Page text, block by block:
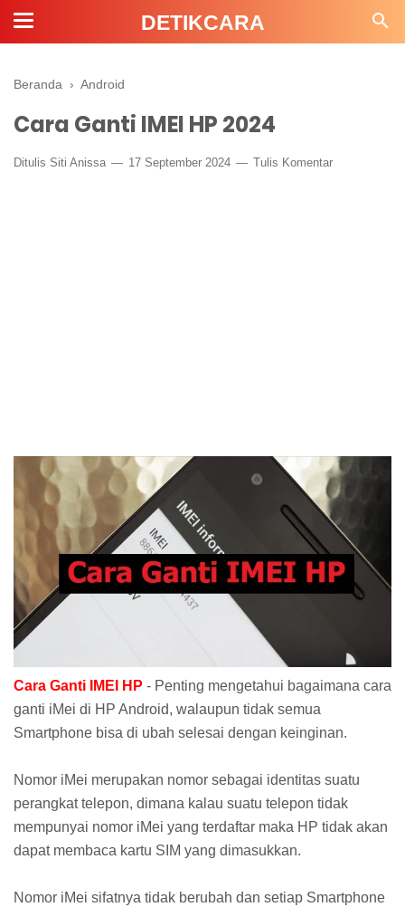
DETIKCARA
Beranda › Android
Cara Ganti IMEI HP 2024
Ditulis Siti Anissa 17 September 2024 Tulis Komentar
Cara Ganti IMEI HP - Penting mengetahui bagaimana cara
ganti iMei di HP Android, walaupun tidak semua
Smartphone bisa di ubah selesai dengan keinginan.
Nomor iMei merupakan nomor sebagai identitas suatu
perangkat telepon, dimana kalau suatu telepon tidak
mempunyai nomor iMei yang terdaftar maka HP tidak akan
dapat membaca kartu SIM yang dimasukkan.
Nomor iMei sifatnya tidak berubah dan setiap Smartphone